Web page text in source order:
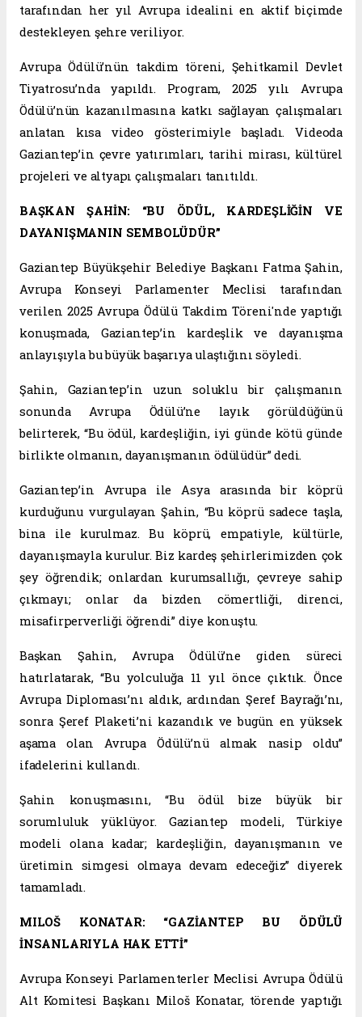
tarafından her yıl Avrupa idealini en aktif biçimde
destekleyen şehre veriliyor.
Avrupa Ödülü’nün takdim töreni, Şehitkamil Devlet
Tiyatrosu’nda yapıldı. Program, 2025 yılı Avrupa
Ödülü’nün kazanılmasına katkı sağlayan çalışmaları
anlatan kısa video gösterimiyle başladı. Videoda
Gaziantep’in çevre yatırımları, tarihi mirası, kültürel
projeleri ve altyapı çalışmaları tanıtıldı.
BAŞKAN ŞAHİN: “BU ÖDÜL, KARDEŞLİĞİN VE
DAYANIŞMANIN SEMBOLÜDÜR”
Gaziantep Büyükşehir Belediye Başkanı Fatma Şahin,
Avrupa Konseyi Parlamenter Meclisi tarafından
verilen 2025 Avrupa Ödülü Takdim Töreni'nde yaptığı
konuşmada, Gaziantep’in kardeşlik ve dayanışma
anlayışıyla bu büyük başarıya ulaştığını söyledi.
Şahin, Gaziantep’in uzun soluklu bir çalışmanın
sonunda Avrupa Ödülü’ne layık görüldüğünü
belirterek, “Bu ödül, kardeşliğin, iyi günde kötü günde
birlikte olmanın, dayanışmanın ödülüdür” dedi.
Gaziantep’in Avrupa ile Asya arasında bir köprü
kurduğunu vurgulayan Şahin, “Bu köprü sadece taşla,
bina ile kurulmaz. Bu köprü, empatiyle, kültürle,
dayanışmayla kurulur. Biz kardeş şehirlerimizden çok
şey öğrendik; onlardan kurumsallığı, çevreye sahip
çıkmayı; onlar da bizden cömertliği, direnci,
misafirperverliği öğrendi” diye konuştu.
Başkan Şahin, Avrupa Ödülü’ne giden süreci
hatırlatarak, “Bu yolculuğa 11 yıl önce çıktık. Önce
Avrupa Diploması’nı aldık, ardından Şeref Bayrağı’nı,
sonra Şeref Plaketi’ni kazandık ve bugün en yüksek
aşama olan Avrupa Ödülü’nü almak nasip oldu”
ifadelerini kullandı.
Şahin konuşmasını, “Bu ödül bize büyük bir
sorumluluk yüklüyor. Gaziantep modeli, Türkiye
modeli olana kadar; kardeşliğin, dayanışmanın ve
üretimin simgesi olmaya devam edeceğiz” diyerek
tamamladı.
MILOŠ KONATAR: “GAZİANTEP BU ÖDÜLÜ
İNSANLARIYLA HAK ETTİ”
Avrupa Konseyi Parlamenterler Meclisi Avrupa Ödülü
Alt Komitesi Başkanı Miloš Konatar, törende yaptığı